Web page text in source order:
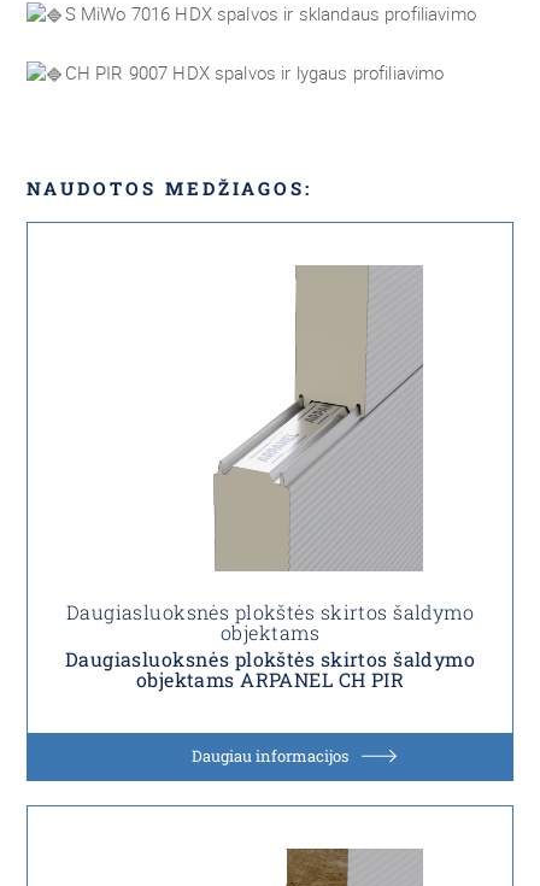
S MiWo 7016 HDX spalvos ir sklandaus profiliavimo
CH PIR 9007 HDX spalvos ir lygaus profiliavimo
NAUDOTOS MEDŽIAGOS:
Daugiasluoksnės plokštės skirtos šaldymo
objektams
Daugiasluoksnės plokštės skirtos šaldymo
objektams ARPANEL CH PIR
Daugiau informacijos